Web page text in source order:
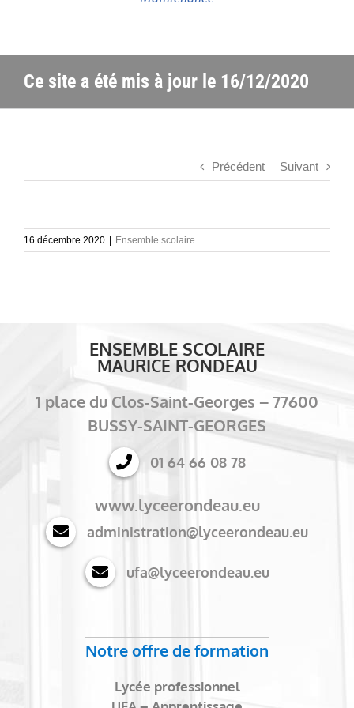
Ce site a été mis à jour le 16/12/2020
Précédent Suivant
16 décembre 2020 Ensemble scolaire
ENSEMBLE SCOLAIRE
MAURICE RONDEAU
1 place du Clos-Saint-Georges – 77600
BUSSY-SAINT-GEORGES
01 64 66 08 78
www.lyceerondeau.eu
administration@lyceerondeau.eu
ufa@lyceerondeau.eu
Notre offre de formation
Lycée professionnel